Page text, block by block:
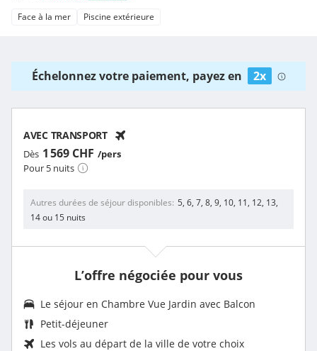
Face à la mer
Piscine extérieure
Échelonnez votre paiement, payez en 2x
AVEC TRANSPORT
Dès 1 569 CHF /pers
Pour 5 nuits
Autres durées de séjour disponibles 5, 6, 7, 8, 9, 10, 11, 12, 13,
14 ou 15 nuits
L’offre négociée pour vous
Le séjour en Chambre Vue Jardin avec Balcon
Petit-déjeuner
Les vols au départ de la ville de votre choix